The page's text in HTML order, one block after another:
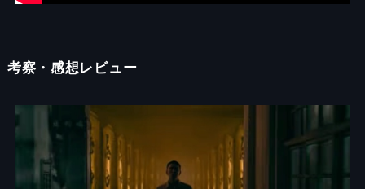
考察・感想レビュー